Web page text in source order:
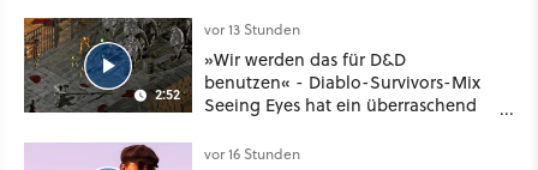
2:52
vor 13 Stunden
»Wir werden das für D&D
benutzen« - Diablo-Survivors-Mix
Seeing Eyes hat ein überraschend
vor 16 Stunden